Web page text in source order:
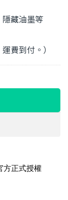
藏油墨等
費到付。）
方正式授權